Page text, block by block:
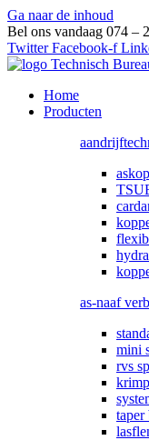
Ga naar de inhoud
Bel ons vandaag 074 –
Twitter Facebook-f
Home
Producten
as-naaf
mini
rvs
taper